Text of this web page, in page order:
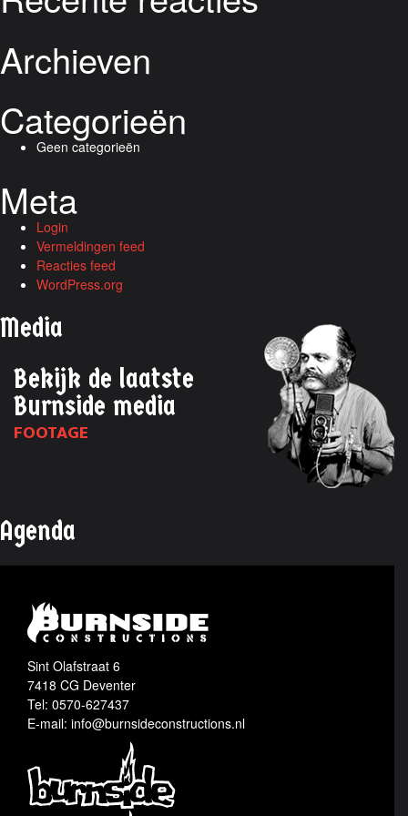
Archieven
Categorieën
Geen categorieën
Meta
Login
Vermeldingen feed
Reacties feed
WordPress.org
Media
Bekijk de laatste
Burnside media
FOOTAGE
Agenda
Sint Olafstraat 6
7418 CG Deventer
Tel: 0570-627437
E-mail: info@burnsideconstructions.nl